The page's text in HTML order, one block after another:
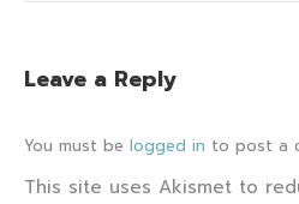
Leave a Reply
You must be logged in to post a
This site uses Akismet to